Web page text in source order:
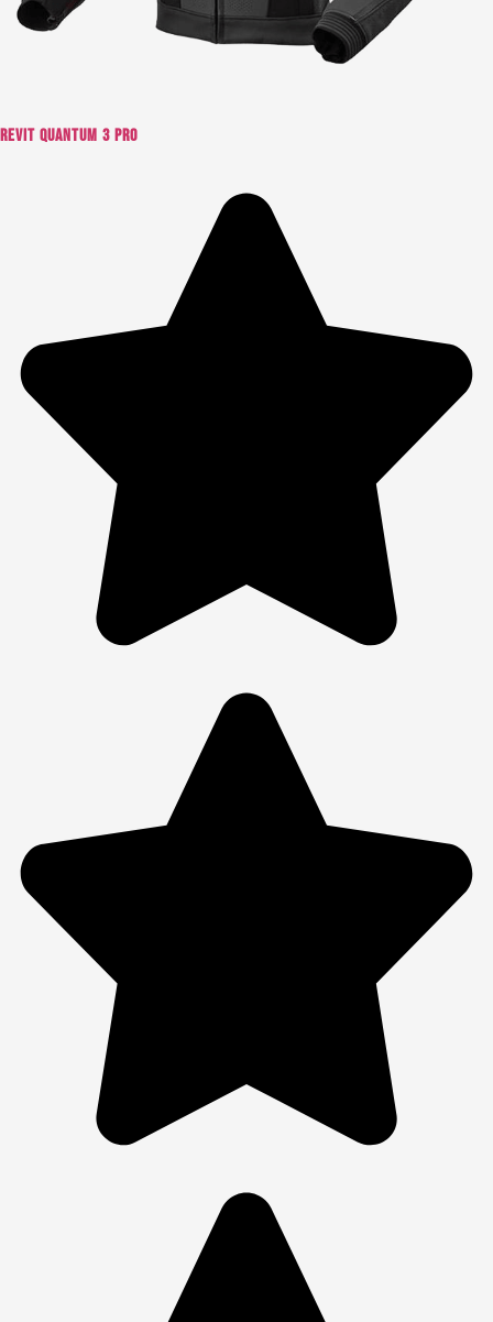
Revit quantum 3 pro